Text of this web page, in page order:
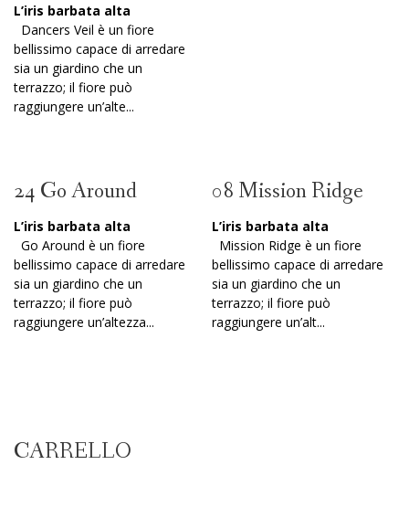
L’iris barbata alta
Dancers Veil è un fiore
bellissimo capace di arredare
sia un giardino che un
terrazzo; il fiore può
raggiungere un’alte...
24 Go Around
L’iris barbata alta
Go Around è un fiore
bellissimo capace di arredare
sia un giardino che un
terrazzo; il fiore può
raggiungere un’altezza...
08 Mission Ridge
L’iris barbata alta
Mission Ridge è un fiore
bellissimo capace di arredare
sia un giardino che un
terrazzo; il fiore può
raggiungere un’alt...
CARRELLO